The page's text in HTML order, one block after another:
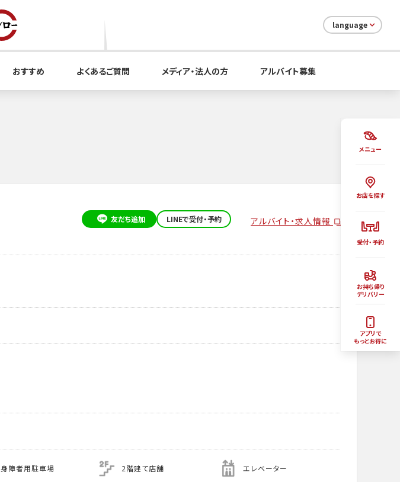
メニュー
お店を探す
受付・予約
お持ち帰り
デリバリー
アプリで
もっとお得に
language
おすすめ よくあるご質問 メディア・法人の方 アルバイト募集
友だち追加 LINEで受付・予約 アルバイト・求人情報
身障者用駐車場 2階建て店舗 エレベーター